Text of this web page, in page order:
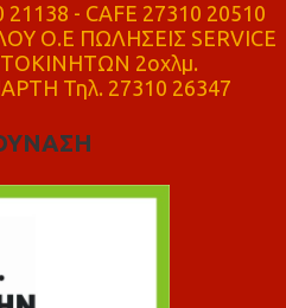
- CAFE 27310 20510
Ο.Ε ΠΩΛΗΣΕΙΣ SERVICE
2οχλμ.
Τηλ. 27310 26347